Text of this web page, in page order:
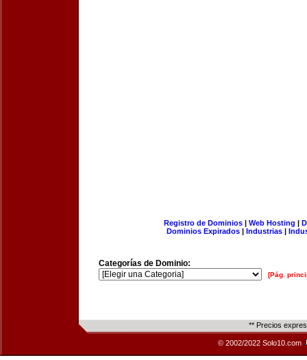
Registro de Dominios| Web Hosting |
Dominios Expirados | Industrias |
Categorías de Dominio:
[Pág.
** Precios
© 2002/2022 Solo10.com